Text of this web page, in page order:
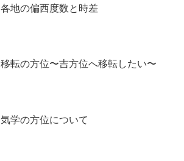
各地の偏西度数と時差
移転の方位〜吉方位へ移転したい〜
気学の方位について